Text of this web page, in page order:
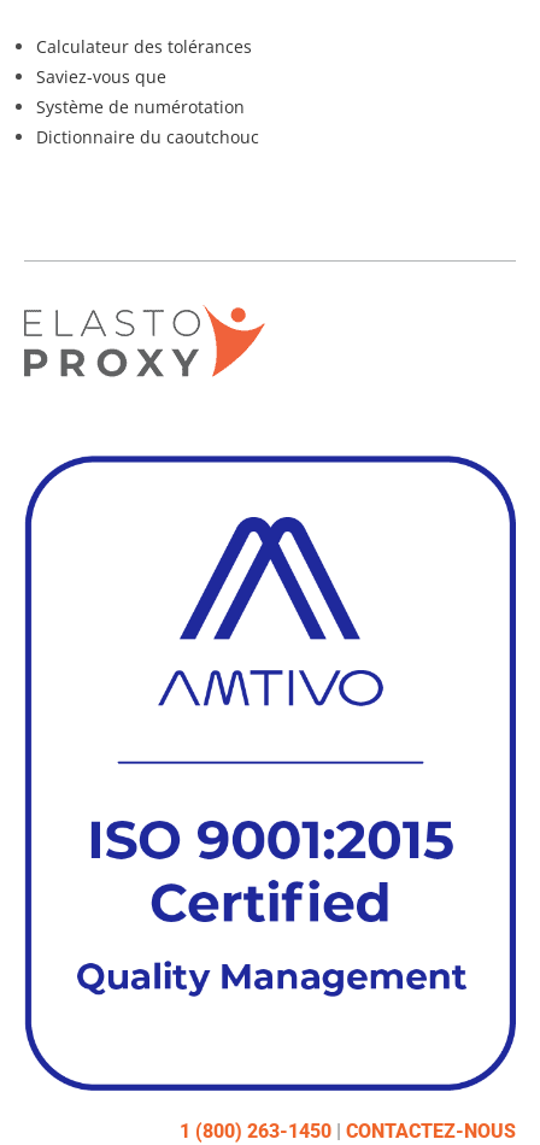
Calculateur des tolérances
Saviez-vous que
Système de numérotation
Dictionnaire du caoutchouc
1 (800) 263-1450 CONTACTEZ-NOUS